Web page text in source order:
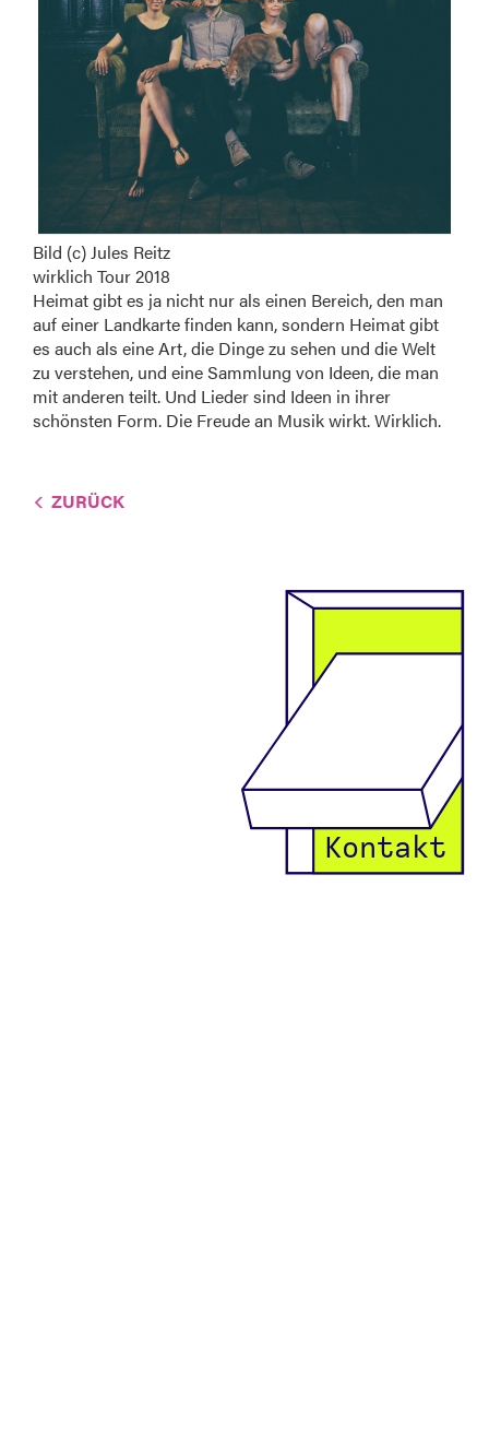
Bild (c) Jules Reitz
wirklich Tour 2018
Heimat gibt es ja nicht nur als einen Bereich, den man
auf einer Landkarte finden kann, sondern Heimat gibt
es auch als eine Art, die Dinge zu sehen und die Welt
zu verstehen, und eine Sammlung von Ideen, die man
mit anderen teilt. Und Lieder sind Ideen in ihrer
schönsten Form. Die Freude an Musik wirkt. Wirklich.
ZURÜCK
Kontakt